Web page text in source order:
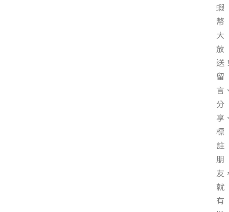
蝦
幣
大
放
送
留
言
分
享
標
註
朋
友
就
有